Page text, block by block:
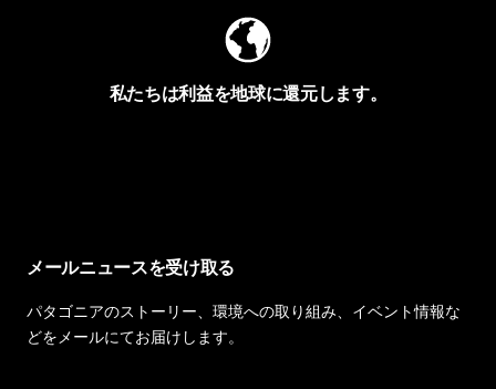
私たちは利益を地球に還元します。
メールニュースを受け取る
パタゴニアのストーリー、環境への取り組み、イベント情報な
どをメールにてお届けします。